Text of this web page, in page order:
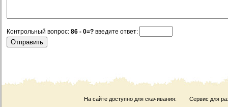
Контрольный вопрос: 86 - 0=? введите ответ:
На сайте доступно для скачивания:
Сервис для